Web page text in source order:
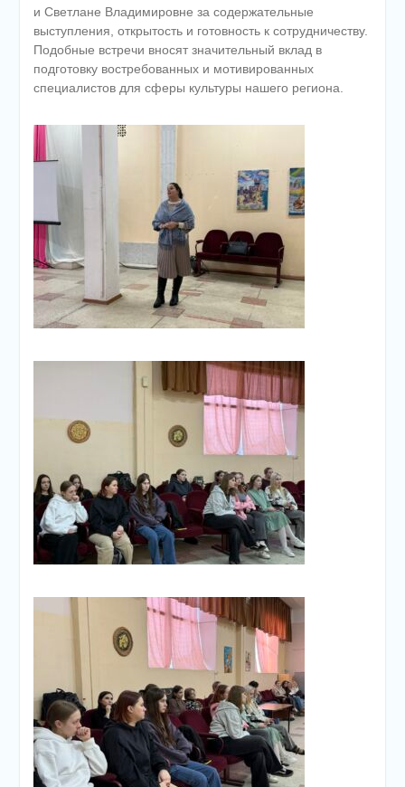
и Светлане Владимировне за содержательные
выступления, открытость и готовность к сотрудничеству.
Подобные встречи вносят значительный вклад в
подготовку востребованных и мотивированных
специалистов для сферы культуры нашего региона.